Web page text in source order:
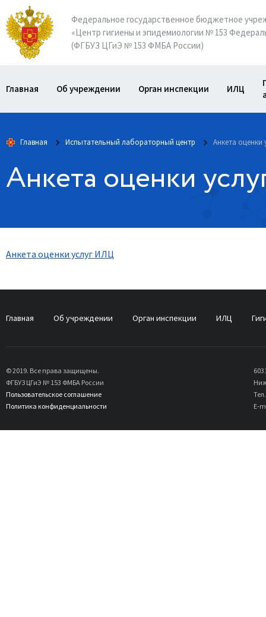
Федеральное государственное бюджетное
«Центр гигиены и эпидемиологии № 153
(ФГБУЗ ЦГиЭ № 153 ФМБА России)
Главная Об учреждении Орган инспекции ИЛЦ
Главная Испытательный лабораторный центр Анкета оценки
Анкета оценки
Анкета оценки услуг ИЛЦ
Главная Об учреждении Орган инспекции ИЛЦ
© 2019. Все права защищены.
ФГБУЗ ЦГиЭ № 153 ФМБА России
Пользовательское соглашение
Политика конфиденциальности
E-